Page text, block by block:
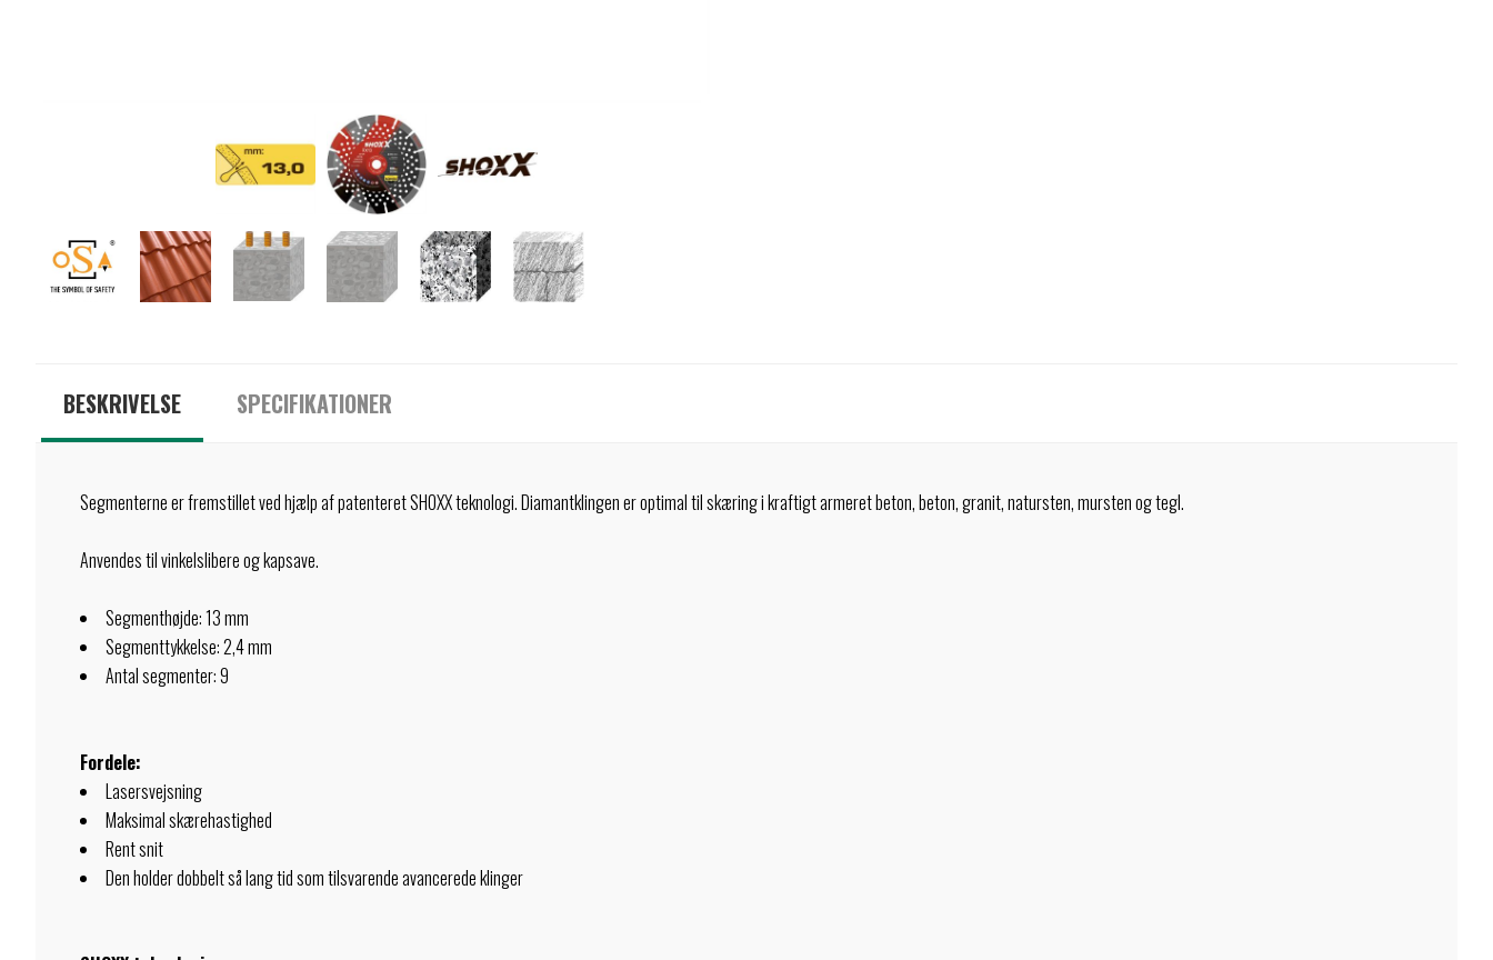
BESKRIVELSE SPECIFIKATIONER
Segmenterne er fremstillet ved hjælp af patenteret SHOXX teknologi. Diamantklingen er optimal til skæring i kraftigt armeret beton, beton, granit, natursten, mursten og tegl.
Anvendes til vinkelslibere og kapsave.
Segmenthøjde: 13 mm
Segmenttykkelse: 2,4 mm
Antal segmenter: 9
Fordele:
Lasersvejsning
Maksimal skærehastighed
Rent snit
Den holder dobbelt så lang tid som tilsvarende avancerede klinger